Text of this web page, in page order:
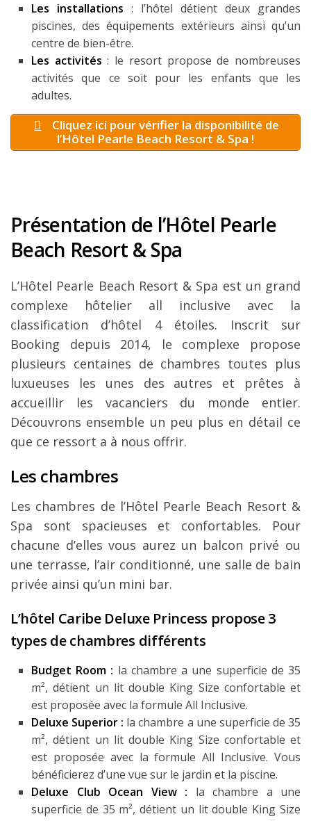
Les installations : l’hôtel détient deux grandes
piscines, des équipements extérieurs ainsi qu’un
centre de bien-être.
Les activités : le resort propose de nombreuses
activités que ce soit pour les enfants que les
adultes.
Cliquez ici pour vérifier la disponibilité de
l’Hôtel Pearle Beach Resort & Spa !
Présentation de l’Hôtel Pearle
Beach Resort & Spa
L’Hôtel Pearle Beach Resort & Spa est un grand
complexe hôtelier all inclusive avec la
classification d’hôtel 4 étoiles. Inscrit sur
Booking depuis 2014, le complexe propose
plusieurs centaines de chambres toutes plus
luxueuses les unes des autres et prêtes à
accueillir les vacanciers du monde entier.
Découvrons ensemble un peu plus en détail ce
que ce ressort a à nous offrir.
Les chambres
Les chambres de l’Hôtel Pearle Beach Resort &
Spa sont spacieuses et confortables. Pour
chacune d’elles vous aurez un balcon privé ou
une terrasse, l’air conditionné, une salle de bain
privée ainsi qu’un mini bar.
L’hôtel Caribe Deluxe Princess propose 3
types de chambres différents
Budget Room : la chambre a une superficie de 35
m², détient un lit double King Size confortable et
est proposée avec la formule All Inclusive.
Deluxe Superior : la chambre a une superficie de 35
m², détient un lit double King Size confortable et
est proposée avec la formule All Inclusive. Vous
bénéficierez d’une vue sur le jardin et la piscine.
Deluxe Club Ocean View : la chambre a une
superficie de 35 m², détient un lit double King Size